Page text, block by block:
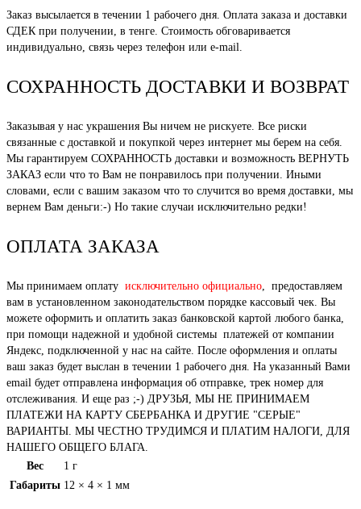
Заказ высылается в течении 1 рабочего дня. Оплата заказа и доставки
СДЕК при получении, в тенге. Стоимость обговаривается
индивидуально, связь через телефон или e-mail.
СОХРАННОСТЬ ДОСТАВКИ И ВОЗВРАТ
Заказывая у нас украшения Вы ничем не рискуете. Все риски
связанные с доставкой и покупкой через интернет мы берем на себя.
Мы гарантируем СОХРАННОСТЬ доставки и возможность ВЕРНУТЬ
ЗАКАЗ если что то Вам не понравилось при получении. Иными
словами, если с вашим заказом что то случится во время доставки, мы
вернем Вам деньги:-) Но такие случаи исключительно редки!
ОПЛАТА ЗАКАЗА
Мы принимаем оплату исключительно официально, предоставляем
вам в установленном законодательством порядке кассовый чек. Вы
можете оформить и оплатить заказ банковской картой любого банка,
при помощи надежной и удобной системы платежей от компании
Яндекс, подключенной у нас на сайте. После оформления и оплаты
ваш заказ будет выслан в течении 1 рабочего дня. На указанный Вами
email будет отправлена информация об отправке, трек номер для
отслеживания. И еще раз ;-) ДРУЗЬЯ, МЫ НЕ ПРИНИМАЕМ
ПЛАТЕЖИ НА КАРТУ СБЕРБАНКА И ДРУГИЕ "СЕРЫЕ"
ВАРИАНТЫ. МЫ ЧЕСТНО ТРУДИМСЯ И ПЛАТИМ НАЛОГИ, ДЛЯ
НАШЕГО ОБЩЕГО БЛАГА.
Вес
1 г
Габариты 12 × 4 × 1 мм